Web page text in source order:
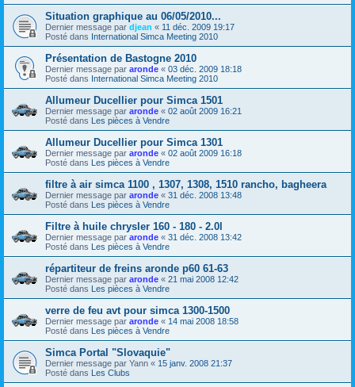
Situation graphique au 06/05/2010...
Dernier message par djean « 11 déc. 2009 19:17
Posté dans International Simca Meeting 2010
Présentation de Bastogne 2010
Dernier message par aronde « 03 déc. 2009 18:18
Posté dans International Simca Meeting 2010
Allumeur Ducellier pour Simca 1501
Dernier message par aronde « 02 août 2009 16:21
Posté dans Les pièces à Vendre
Allumeur Ducellier pour Simca 1301
Dernier message par aronde « 02 août 2009 16:18
Posté dans Les pièces à Vendre
filtre à air simca 1100 , 1307, 1308, 1510 rancho, bagheera
Dernier message par aronde « 31 déc. 2008 13:48
Posté dans Les pièces à Vendre
Filtre à huile chrysler 160 - 180 - 2.0l
Dernier message par aronde « 31 déc. 2008 13:42
Posté dans Les pièces à Vendre
répartiteur de freins aronde p60 61-63
Dernier message par aronde « 21 mai 2008 12:42
Posté dans Les pièces à Vendre
verre de feu avt pour simca 1300-1500
Dernier message par aronde « 14 mai 2008 18:58
Posté dans Les pièces à Vendre
Simca Portal "Slovaquie"
Dernier message par Yann « 15 janv. 2008 21:37
Posté dans Les Clubs